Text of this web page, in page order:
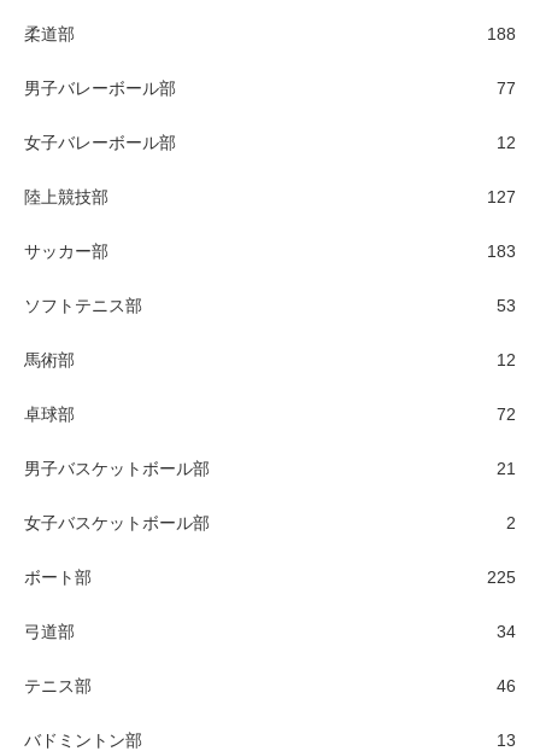
柔道部 188
男子バレーボール部 77
女子バレーボール部 12
陸上競技部 127
サッカー部 183
ソフトテニス部 53
馬術部 12
卓球部 72
男子バスケットボール部 21
女子バスケットボール部 2
ボート部 225
弓道部 34
テニス部 46
バドミントン部 13